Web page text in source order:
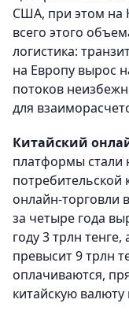
США, при этом на
всего этого
логистика:
на Европу вырос
потоков
для
Китайский
платформы
потребительской
онлайн-торговли
за четыре года
году 3 трлн
превысит 9 трлн
оплачиваются,
китайскую